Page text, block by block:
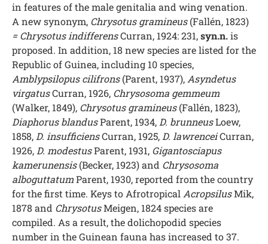
in features of the male genitalia and wing venation.
A new synonym, Chrysotus gramineus(Fallén, 1823)
= Chrysotus indifferensCurran, 1924: 231,syn.n.is
proposed. In addition, 18 new species are listed for the
Republic of Guinea, including 10 species,
Amblypsilopus cilifrons(Parent, 1937), Asyndetus
virgatusCurran, 1926, Chrysosoma gemmeum
(Walker, 1849), Chrysotus gramineus(Fallén, 1823),
Diaphorus blandusParent, 1934, D. brunneusLoew,
1858, D. insufficiensCurran, 1925, D. lawrenceiCurran,
1926, D. modestusParent, 1931, Gigantosciapus
kamerunensis(Becker, 1923) and Chrysosoma
alboguttatumParent, 1930, reported from the country
for the first time. Keys to Afrotropical AcropsilusMik,
1878 and ChrysotusMeigen, 1824 species are
compiled. As a result, the dolichopodid species
number in the Guinean fauna has increased to 37.